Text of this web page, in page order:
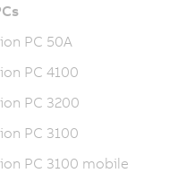
PC 50A
PC 4100
PC 3200
PC 3100
PC 3100 mobile